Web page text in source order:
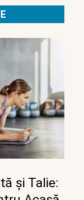
și Talie: